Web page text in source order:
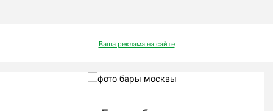
Ваша реклама на сайте